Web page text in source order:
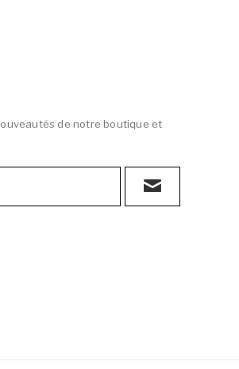
de notre boutique et